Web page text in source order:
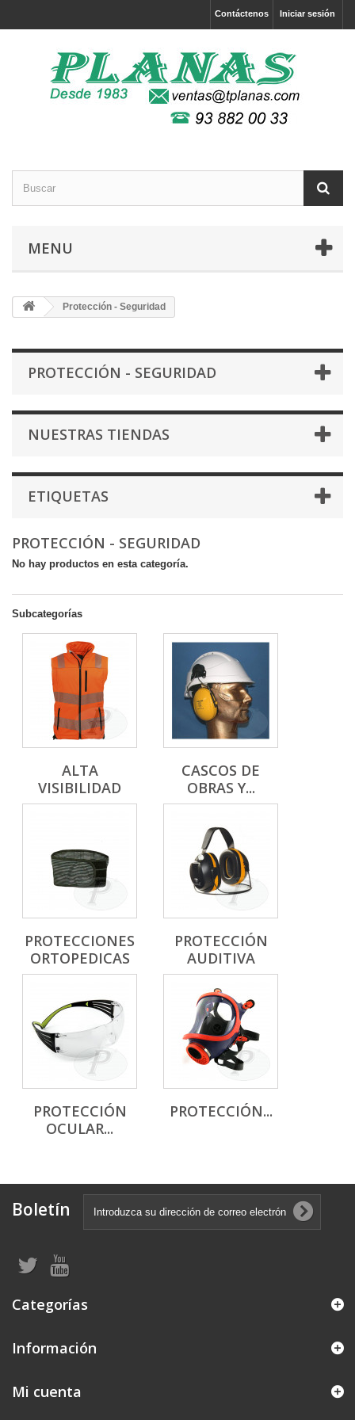
Iniciar sesión
Contáctenos
MENU
Protección - Seguridad
PROTECCIÓN - SEGURIDAD
NUESTRAS TIENDAS
ETIQUETAS
PROTECCIÓN - SEGURIDAD
No hay productos en esta categoría.
Subcategorías
ALTA
VISIBILIDAD
CASCOS DE
OBRAS Y...
PROTECCIONES
ORTOPEDICAS
PROTECCIÓN
AUDITIVA
PROTECCIÓN
OCULAR...
PROTECCIÓN...
Boletín
Categorías
Información
Mi cuenta